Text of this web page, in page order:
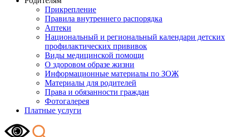
Прикрепление
Правила внутреннего распорядка
Аптеки
Национальный и региональный календари детских
профилактических прививок
Виды медицинской помощи
О здоровом образе жизни
Информационные материалы по ЗОЖ
Материалы для родителей
Права и обязанности граждан
Фотогалерея
Платные услуги